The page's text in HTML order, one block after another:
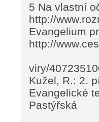
5 Na vlastní
http://
Evangelium
http://
viry/
Kužel, R.: 2.
Evangelické
Pastýřská